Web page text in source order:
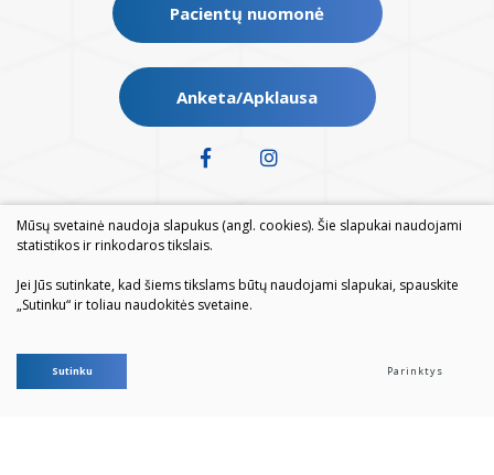
Pacientų nuomonė
Anketa/Apklausa
Mūsų svetainė naudoja slapukus (angl. cookies). Šie slapukai naudojami
statistikos ir rinkodaros tikslais.
Jei Jūs sutinkate, kad šiems tikslams būtų naudojami slapukai, spauskite
„Sutinku“ ir toliau naudokitės svetaine.
Sutinku Parinktys